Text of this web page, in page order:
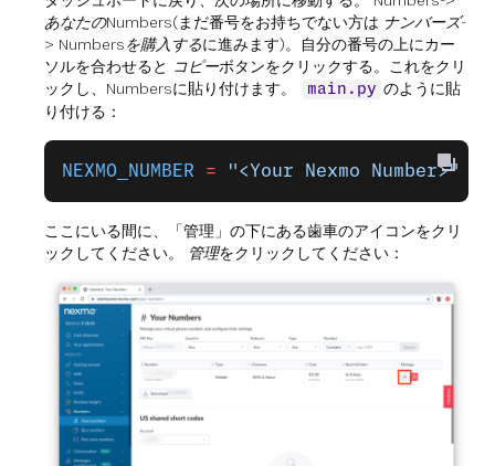
あなたのNumbers(まだ番号をお持ちでない方は ナンバーズ-
> Numbersを購入するに進みます)。自分の番号の上にカー
ソルを合わせると コピーボタンをクリックする。これをクリ
ックし、Numbersに貼り付けます。
main.py のように貼
り付ける：
NEXMO_NUMBER = "<Your Nexmo Number>"
ここにいる間に、「管理」の下にある歯車のアイコンをクリ
ックしてください。
管理をクリックしてください：